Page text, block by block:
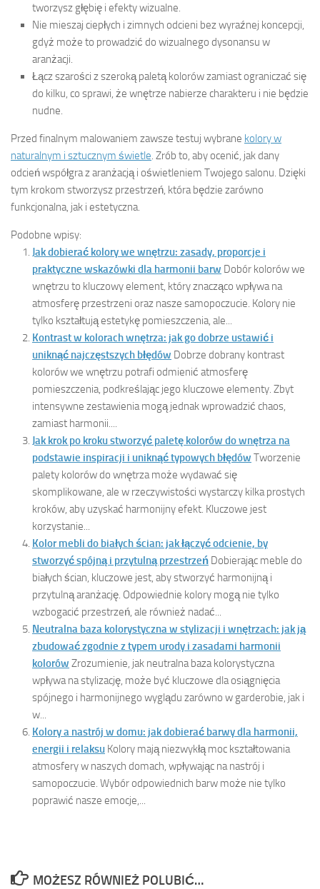
tworzysz głębię i efekty wizualne.
Nie mieszaj ciepłych i zimnych odcieni bez wyraźnej koncepcji,
gdyż może to prowadzić do wizualnego dysonansu w
aranżacji.
Łącz szarości z szeroką paletą kolorów zamiast ograniczać się
do kilku, co sprawi, że wnętrze nabierze charakteru i nie będzie
nudne.
Przed finalnym malowaniem zawsze testuj wybrane kolory w
naturalnym i sztucznym świetle . Zrób to, aby ocenić, jak dany
odcień współgra z aranżacją i oświetleniem Twojego salonu. Dzięki
tym krokom stworzysz przestrzeń, która będzie zarówno
funkcjonalna, jak i estetyczna.
Podobne wpisy:
Jak dobierać kolory we wnętrzu: zasady, proporcje i
praktyczne wskazówki dla harmonii barw Dobór kolorów we
wnętrzu to kluczowy element, który znacząco wpływa na
atmosferę przestrzeni oraz nasze samopoczucie. Kolory nie
tylko kształtują estetykę pomieszczenia, ale...
Kontrast w kolorach wnętrza: jak go dobrze ustawić i
uniknąć najczęstszych błędów Dobrze dobrany kontrast
kolorów we wnętrzu potrafi odmienić atmosferę
pomieszczenia, podkreślając jego kluczowe elementy. Zbyt
intensywne zestawienia mogą jednak wprowadzić chaos,
zamiast harmonii....
Jak krok po kroku stworzyć paletę kolorów do wnętrza na
podstawie inspiracji i uniknąć typowych błędów Tworzenie
palety kolorów do wnętrza może wydawać się
skomplikowane, ale w rzeczywistości wystarczy kilka prostych
kroków, aby uzyskać harmonijny efekt. Kluczowe jest
korzystanie...
Kolor mebli do białych ścian: jak łączyć odcienie, by
stworzyć spójną i przytulną przestrzeń Dobierając meble do
białych ścian, kluczowe jest, aby stworzyć harmonijną i
przytulną aranżację. Odpowiednie kolory mogą nie tylko
wzbogacić przestrzeń, ale również nadać...
Neutralna baza kolorystyczna w stylizacji i wnętrzach: jak ją
zbudować zgodnie z typem urody i zasadami harmonii
kolorów Zrozumienie, jak neutralna baza kolorystyczna
wpływa na stylizację, może być kluczowe dla osiągnięcia
spójnego i harmonijnego wyglądu zarówno w garderobie, jak i
w...
Kolory a nastrój w domu: jak dobierać barwy dla harmonii,
energii i relaksu Kolory mają niezwykłą moc kształtowania
atmosfery w naszych domach, wpływając na nastrój i
samopoczucie. Wybór odpowiednich barw może nie tylko
poprawić nasze emocje,...
MOŻESZ RÓWNIEŻ POLUBIĆ…